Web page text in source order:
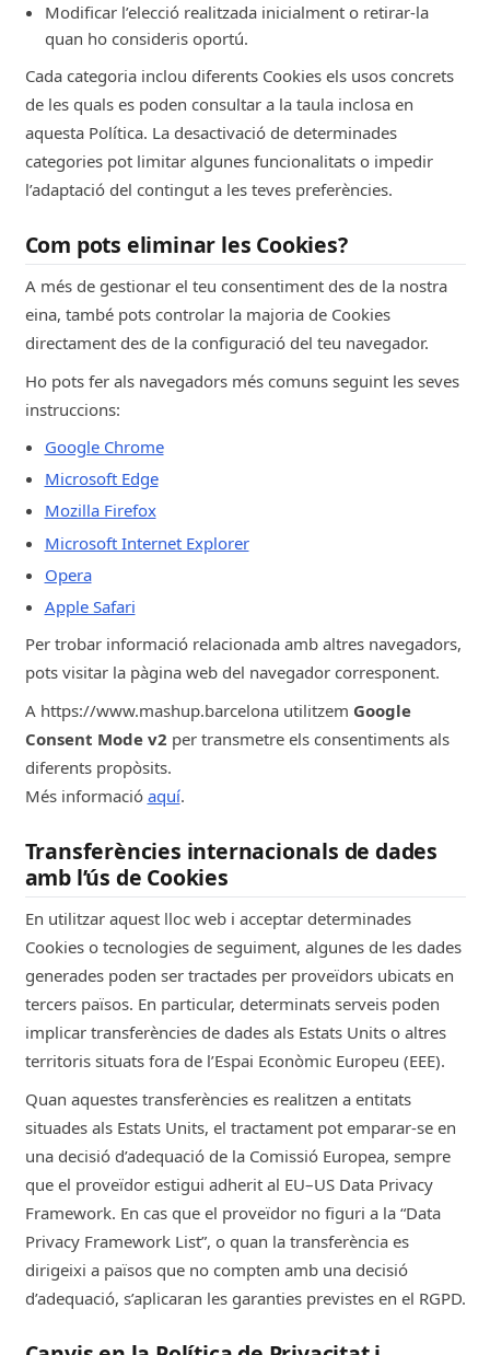
Estrictament Necessàries
Hotjar
mashup.barcelona
Publicitat conductual
Facebook
_gid
Anàlisi o medició
Google
23h
Estrictament Necessàries
Wix.com
29m
bSession
Estrictament Necessàries
Wix.com
engage.wixapps.net
_hjFirstSeen
Estrictament Necessàries
mashup.barcelona
Modificar l’elecció realitzada inicialment o retirar-la
quan ho consideris oportú.
Cada categoria inclou diferents Cookies els usos concrets
de les quals es poden consultar a la taula inclosa en
aquesta Política. La desactivació de determinades
categories pot limitar algunes funcionalitats o impedir
l’adaptació del contingut a les teves preferències.
Com pots eliminar les Cookies?
A més de gestionar el teu consentiment des de la nostra
eina, també pots controlar la majoria de Cookies
directament des de la configuració del teu navegador.
Ho pots fer als navegadors més comuns seguint les seves
instruccions:
Google Chrome
Microsoft Edge
Mozilla Firefox
Microsoft Internet Explorer
Opera
Apple Safari
Per trobar informació relacionada amb altres navegadors,
pots visitar la pàgina web del navegador corresponent.
A https://www.mashup.barcelona utilitzem Google
Consent Mode v2 per transmetre els consentiments als
diferents propòsits.
Més informació aquí.
Transferències internacionals de dades
amb l’ús de Cookies
En utilitzar aquest lloc web i acceptar determinades
Cookies o tecnologies de seguiment, algunes de les dades
generades poden ser tractades per proveïdors ubicats en
tercers països. En particular, determinats serveis poden
implicar transferències de dades als Estats Units o altres
territoris situats fora de l’Espai Econòmic Europeu (EEE).
Quan aquestes transferències es realitzen a entitats
situades als Estats Units, el tractament pot emparar-se en
una decisió d’adequació de la Comissió Europea, sempre
que el proveïdor estigui adherit al EU–US Data Privacy
Framework. En cas que el proveïdor no figuri a la “Data
Privacy Framework List”, o quan la transferència es
dirigeixi a països que no compten amb una decisió
d’adequació, s’aplicaran les garanties previstes en el RGPD.